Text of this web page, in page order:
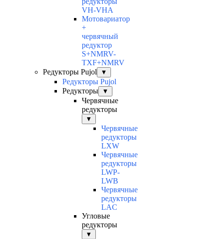
VH-VHA
Мотовариатор
+
червячный
редуктор
S+NMRV-
TXF+NMRV
Редукторы Pujol
▼
Редукторы Pujol
Редукторы
▼
Червячные
редукторы
▼
Червячные
редукторы
LXW
Червячные
редукторы
LWP-
LWB
Червячные
редукторы
LAC
Угловые
редукторы
▼